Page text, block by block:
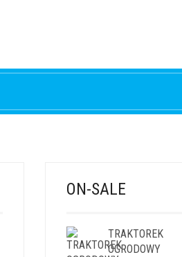
ON-SALE
TRAKTOREK
OGRODOWY